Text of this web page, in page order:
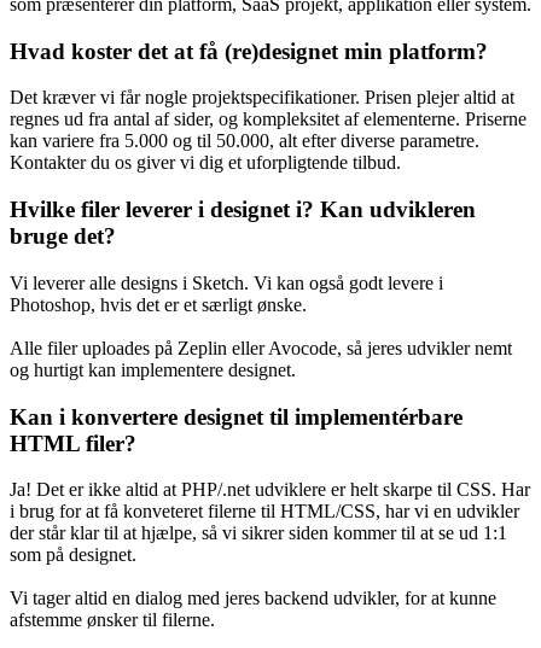
som præsenterer din platform, SaaS projekt, applikation eller system.
Hvad koster det at få (re)designet min platform?
Det kræver vi får nogle projektspecifikationer. Prisen plejer altid at
regnes ud fra antal af sider, og kompleksitet af elementerne. Priserne
kan variere fra 5.000 og til 50.000, alt efter diverse parametre.
Kontakter du os giver vi dig et uforpligtende tilbud.
Hvilke filer leverer i designet i? Kan udvikleren
bruge det?
Vi leverer alle designs i Sketch. Vi kan også godt levere i
Photoshop, hvis det er et særligt ønske.
Alle filer uploades på Zeplin eller Avocode, så jeres udvikler nemt
og hurtigt kan implementere designet.
Kan i konvertere designet til implementérbare
HTML filer?
Ja! Det er ikke altid at PHP/.net udviklere er helt skarpe til CSS. Har
i brug for at få konveteret filerne til HTML/CSS, har vi en udvikler
der står klar til at hjælpe, så vi sikrer siden kommer til at se ud 1:1
som på designet.
Vi tager altid en dialog med jeres backend udvikler, for at kunne
afstemme ønsker til filerne.